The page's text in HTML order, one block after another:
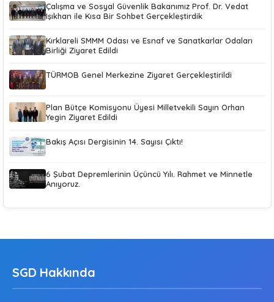
Çalışma ve Sosyal Güvenlik Bakanımız Prof. Dr. Vedat
Işıkhan ile Kısa Bir Sohbet Gerçekleştirdik
Kırklareli SMMM Odası ve Esnaf ve Sanatkarlar Odaları
Birliği Ziyaret Edildi
TÜRMOB Genel Merkezine Ziyaret Gerçekleştirildi
Plan Bütçe Komisyonu Üyesi Milletvekili Sayın Orhan
Yegin Ziyaret Edildi
Bakış Açısı Dergisinin 14. Sayısı Çıktı!
6 Şubat Depremlerinin Üçüncü Yılı. Rahmet ve Minnetle
Anıyoruz.
SGD Hakkında